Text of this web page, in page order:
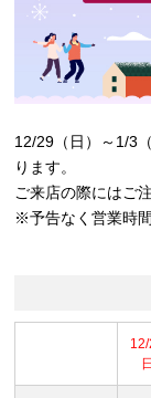
12/29（日）～1/3
ります。
ご来店の際にはご
※予告なく営業時
日